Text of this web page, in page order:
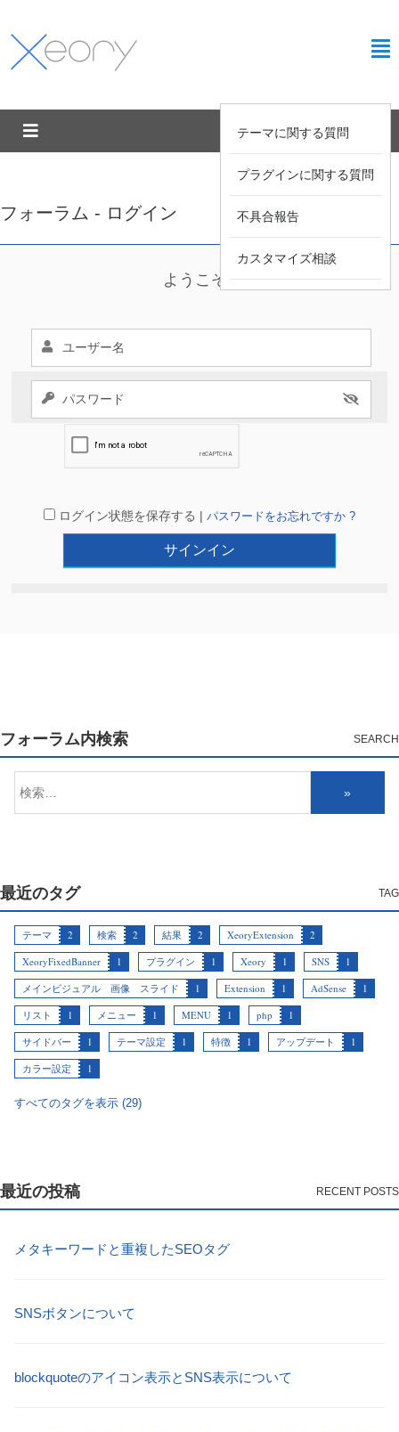
テーマに関する質問
プラグインに関する質問
不具合報告
カスタマイズ相談
フォーラム - ログイン
ようこそ !
ログイン状態を保存する | パスワードをお忘れですか ?
フォーラム内検索
最近のタグ
テーマ 2 検索 2 結果 2 XeoryExtension
2
XeoryFixedBanner
1 プラグイン 1 Xeory 1 SNS
1
メインビジュアル 画像 スライド
1 Extension 1 AdSense
1
リスト
1 メニュー 1 MENU 1 php
1
サイドバー
1 テーマ設定 1 特徴 1 アップデート
1
カラー設定
1
すべてのタグを表示 (29)
最近の投稿
メタキーワードと重複したSEOタグ
SNSボタンについて
blockquoteのアイコン表示とSNS表示について